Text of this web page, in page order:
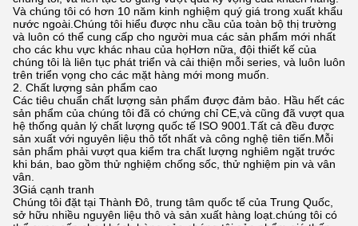
Và chúng tôi có hơn 10 năm kinh nghiệm quý giá trong xuất khẩu
nước ngoài.Chúng tôi hiểu được nhu cầu của toàn bộ thị trường
và luôn có thể cung cấp cho người mua các sản phẩm mới nhất
cho các khu vực khác nhau của họHơn nữa, đội thiết kế của
chúng tôi là liên tục phát triển và cải thiện mỗi series, và luôn luôn
trên triển vọng cho các mặt hàng mới mong muốn.
2. Chất lượng sản phẩm cao
Các tiêu chuẩn chất lượng sản phẩm được đảm bảo. Hầu hết các
sản phẩm của chúng tôi đã có chứng chỉ CE,và cũng đã vượt qua
hệ thống quản lý chất lượng quốc tế ISO 9001.Tất cả đều được
sản xuất với nguyên liệu thô tốt nhất và công nghệ tiên tiến.Mỗi
sản phẩm phải vượt qua kiểm tra chất lượng nghiêm ngặt trước
khi bán, bao gồm thử nghiệm chống sốc, thử nghiệm pin và vân
vân.
3Giá cạnh tranh
Chúng tôi đặt tại Thành Đô, trung tâm quốc tế của Trung Quốc,
sở hữu nhiều nguyên liệu thô và sản xuất hàng loạt.chúng tôi có